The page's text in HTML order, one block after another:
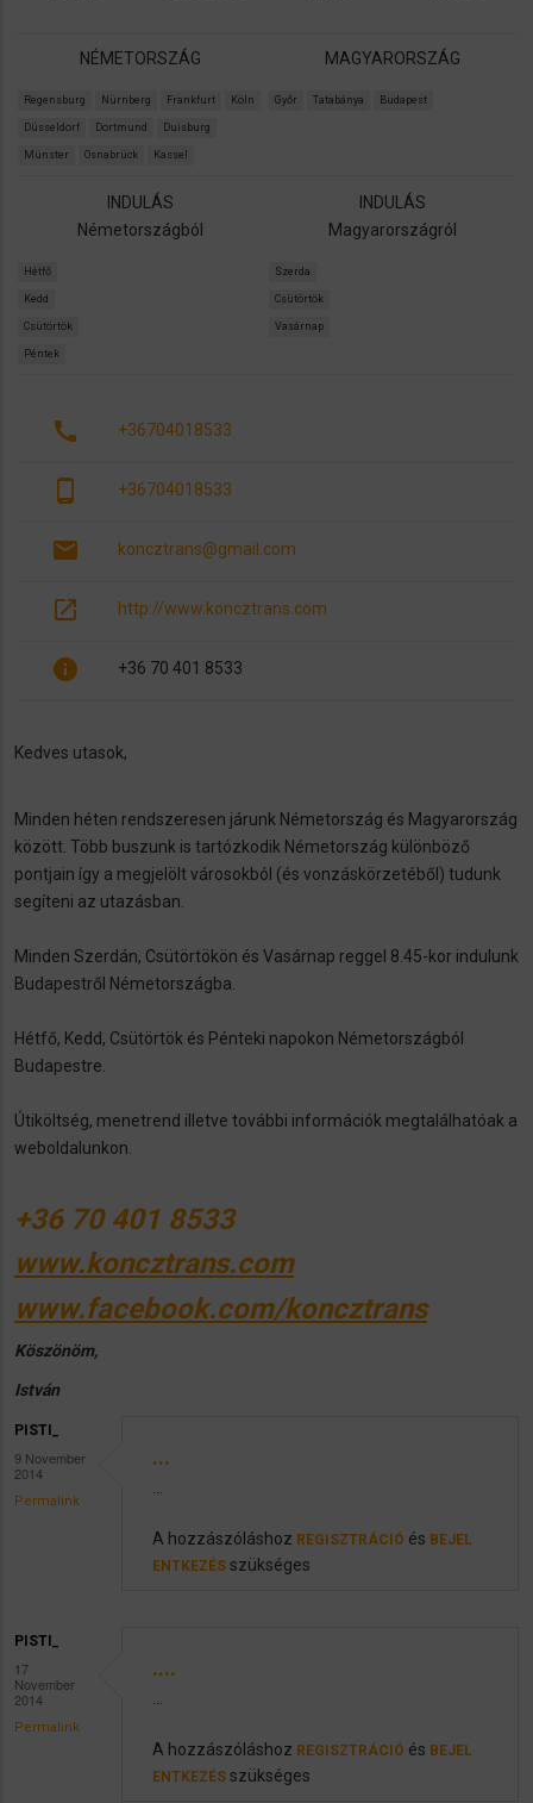
NÉMETORSZÁG MAGYARORSZÁG
Regensburg Nürnberg Frankfurt Köln
Düsseldorf Dortmund Duisburg
Münster Osnabrück Kassel
Győr Tatabánya Budapest
INDULÁS
Németországból
INDULÁS
Magyarországról
Hétfő
Kedd
Csütörtök
Péntek
Szerda
Csütörtök
Vasárnap
call +36704018533
phone_android +36704018533
email koncztrans@gmail.com
open_in_new http://www.koncztrans.com
info +36 70 401 8533
Kedves utasok,
Minden héten rendszeresen járunk Németország és Magyarország
között. Több buszunk is tartózkodik Németország különböző
pontjain így a megjelölt városokból (és vonzáskörzetéből) tudunk
segíteni az utazásban.
Minden Szerdán, Csütörtökön és Vasárnap reggel 8.45-kor indulunk
Budapestről Németországba.
Hétfő, Kedd, Csütörtök és Pénteki napokon Németországból
Budapestre.
Útiköltség, menetrend illetve további információk megtalálhatóak a
weboldalunkon.
+36 70 401 8533
www.koncztrans.com
www.facebook.com/koncztrans
Köszönöm,
István
PISTI_
9 November
2014
Permalink
...
...
A hozzászóláshoz REGISZTRÁCIÓ és BEJEL
ENTKEZÉS szükséges
PISTI_
17
November
2014
Permalink
....
...
A hozzászóláshoz REGISZTRÁCIÓ és BEJEL
ENTKEZÉS szükséges